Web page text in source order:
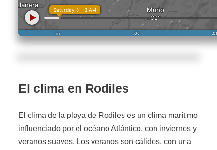
El clima en Rodiles
El clima de la playa de Rodiles es un clima marítimo
influenciado por el océano Atlántico, con inviernos y
veranos suaves. Los veranos son cálidos, con una